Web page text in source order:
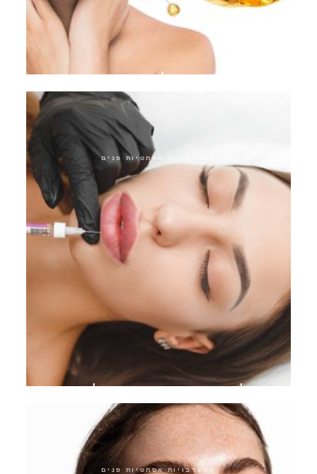
אקוואגולד פיינטוש
התערבויות אסתטיות פנים
מילוי שפתיים חומצה היאלורונית
התערבויות אסתטיות פנים